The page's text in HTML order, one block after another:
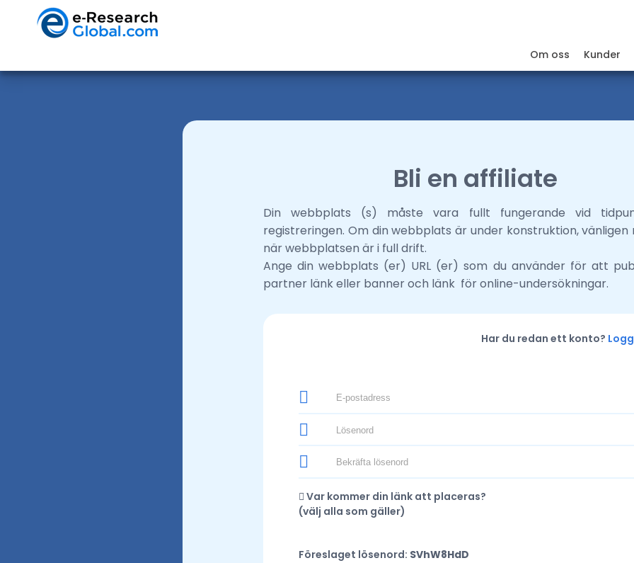
Om oss Kunder
Bli en affiliate
Din webbplats (s) måste vara fullt fungerande vid
registreringen. Om din webbplats är under konstruktion,
när webbplatsen är i full drift.
Ange din webbplats (er) URL (er) som du använder för att
partner länk eller banner och länk för online-undersökningar.
Har du redan ett konto?
Var kommer din länk att placeras?
(välj alla som gäller)
Föreslaget lösenord: SVhW8HdD